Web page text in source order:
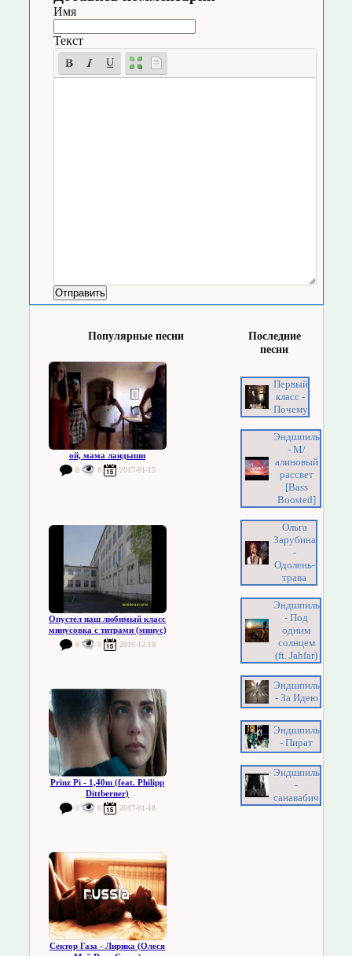
Имя
Текст
Популярные песни
ой, мама ландыши
0 0 2017-01-15
Опустел наш любимый класс
минусовка с титрами (минус)
0 0 2016-12-19
Prinz Pi - 1,40m (feat. Philipp
Dittberner)
0 0 2017-01-18
Сектор Газа - Лирика (Олеся
Последние
песни
Первый
класс -
Почему
Эндшпиль
- М/
алиновый
рассвет
[Bass
Boosted]
Ольга
Зарубина
-
Одолень-
трава
Эндшпиль
- Под
одним
солнцем
(ft. Jahfar)
Эндшпиль
- За Идею
Эндшпиль
- Пират
Эндшпиль
-
санавабич